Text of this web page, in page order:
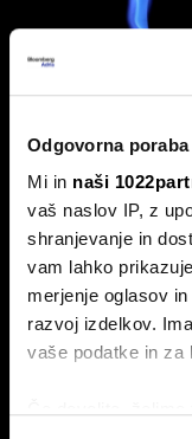
Odgovorna
Mi in naši
vaš naslov IP, z
shranjevanje in
vam lahko
merjenje oglasov
razvoj izdelkov.
vaše podatke in za
Nas čaka
najnižjimi
desetletjih
Skladišča EU le